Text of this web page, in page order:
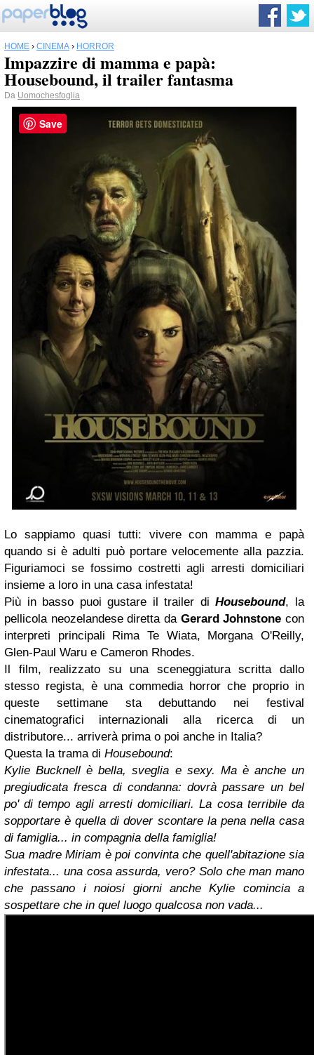
HOME › CINEMA › HORROR
Impazzire di mamma e papà:
Housebound, il trailer fantasma
Da Uomochesfoglia
Lo sappiamo quasi tutti: vivere con mamma e papà
quando si è adulti può portare velocemente alla pazzia.
Figuriamoci se fossimo costretti agli arresti domiciliari
insieme a loro in una casa infestata!
Più in basso puoi gustare il trailer diHousebound, la
pellicola neozelandese diretta da Gerard Johnstone con
interpreti principali Rima Te Wiata, Morgana O'Reilly,
Glen-Paul Waru e Cameron Rhodes.
Il film, realizzato su una sceneggiatura scritta dallo
stesso regista, è una commedia horror che proprio in
queste settimane sta debuttando nei festival
cinematografici internazionali alla ricerca di un
distributore... arriverà prima o poi anche in Italia?
Questa la trama di Housebound:
Kylie Bucknell è bella, sveglia e sexy. Ma è anche un
pregiudicata fresca di condanna: dovrà passare un bel
po' di tempo agli arresti domiciliari. La cosa terribile da
sopportare è quella di dover scontare la pena nella casa
di famiglia... in compagnia della famiglia!
Sua madre Miriam è poi convinta che quell'abitazione sia
infestata... una cosa assurda, vero? Solo che man mano
che passano i noiosi giorni anche Kylie comincia a
sospettare che in quel luogo qualcosa non vada...
Save